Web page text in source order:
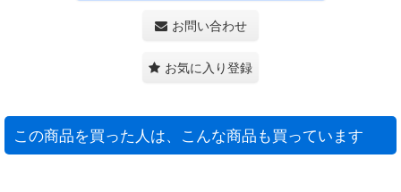
お問い合わせ
お気に入り登録
この商品を買った人は、こんな商品も買っています